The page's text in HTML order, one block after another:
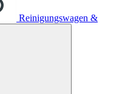
Reinigungswagen &